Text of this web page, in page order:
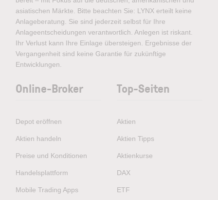
asiatischen Märkte. Bitte beachten Sie: LYNX erteilt keine
Anlageberatung. Sie sind jederzeit selbst für Ihre
Anlageentscheidungen verantwortlich. Anlegen ist riskant.
Ihr Verlust kann Ihre Einlage übersteigen. Ergebnisse der
Vergangenheit sind keine Garantie für zukünftige
Entwicklungen.
Online-Broker
Depot eröffnen
Aktien handeln
Preise und Konditionen
Handelsplattform
Mobile Trading Apps
Top-Seiten
Aktien
Aktien Tipps
Aktienkurse
DAX
ETF